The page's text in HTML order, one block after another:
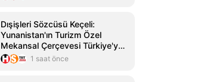
Dışişleri Sözcüsü Keçeli:
Yunanistan'ın Turizm Özel
Mekansal Çerçevesi Türkiye'ye
hukuki sonuç getirmeyecek
1 saat önce